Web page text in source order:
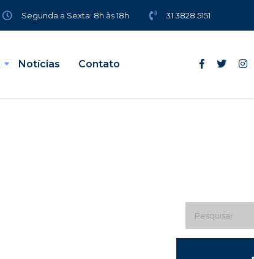
Segunda a Sexta: 8h às 18h 31 3828 5151
Notícias Contato